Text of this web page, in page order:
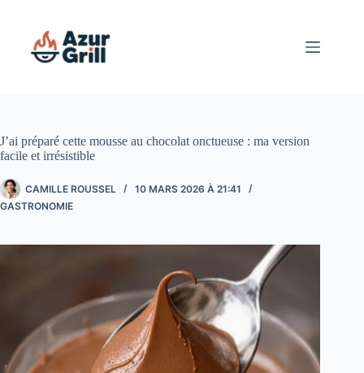
J’ai préparé cette mousse au chocolat onctueuse : ma version
facile et irrésistible
CAMILLE ROUSSEL
10 MARS 2026 À 21:41
GASTRONOMIE